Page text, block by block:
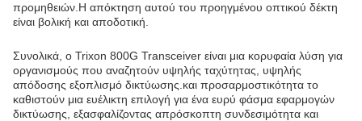
προμηθειών.Η απόκτηση αυτού του προηγμένου οπτικού δέκτη
είναι βολική και αποδοτική.
Συνολικά, ο Trixon 800G Transceiver είναι μια κορυφαία λύση για
οργανισμούς που αναζητούν υψηλής ταχύτητας, υψηλής
απόδοσης εξοπλισμό δικτύωσης.και προσαρμοστικότητα το
καθιστούν μια ευέλικτη επιλογή για ένα ευρύ φάσμα εφαρμογών
δικτύωσης, εξασφαλίζοντας απρόσκοπτη συνδεσιμότητα και